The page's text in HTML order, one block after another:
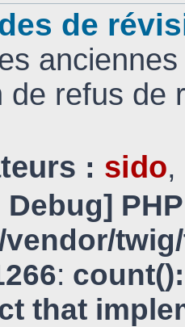
de
de refus de
: sido,
vendor/
:
that